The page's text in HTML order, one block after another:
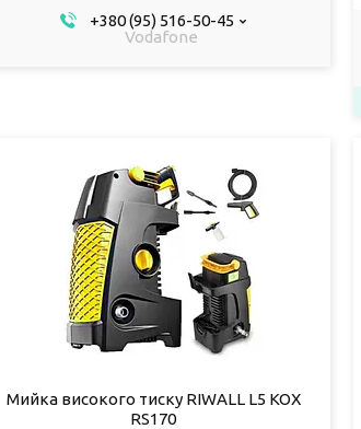
+380 (95) 516-50-45
Vodafone
Мийка високого тиску RIWALL L5 KOX
RS170